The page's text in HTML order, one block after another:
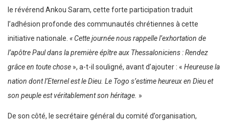
le révérend Ankou Saram, cette forte participation traduit
l’adhésion profonde des communautés chrétiennes à cette
initiative nationale. « Cette journée nous rappelle l’exhortation de
l’apôtre Paul dans la première épître aux Thessaloniciens :Rendez
grâce en toute chose », a-t-il souligné, avant d’ajouter : « Heureuse la
nation dont l’Eternel est le Dieu. Le Togo s’estime heureux en Dieu et
son peuple est véritablement son héritage. »
De son côté, le secrétaire général du comité d’organisation,